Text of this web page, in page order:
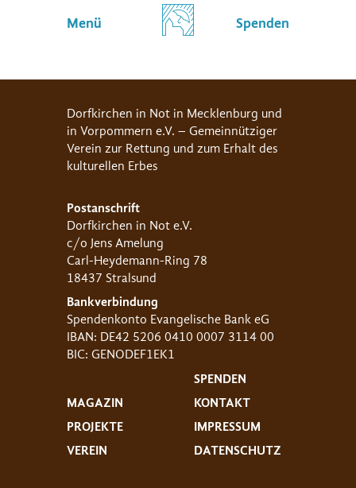
Menü Spenden
Dorfkirchen in Not in Mecklenburg und
in Vorpommern e.V. – Gemeinnütziger
Verein zur Rettung und zum Erhalt des
kulturellen Erbes
Postanschrift
Dorfkirchen in Not e.V.
c/o Jens Amelung
Carl-Heydemann-Ring 78
18437 Stralsund
Bankverbindung
Spendenkonto Evangelische Bank eG
IBAN: DE42 5206 0410 0007 3114 00
BIC: GENODEF1EK1
MAGAZIN
PROJEKTE
VEREIN
SPENDEN
KONTAKT
IMPRESSUM
DATENSCHUTZ